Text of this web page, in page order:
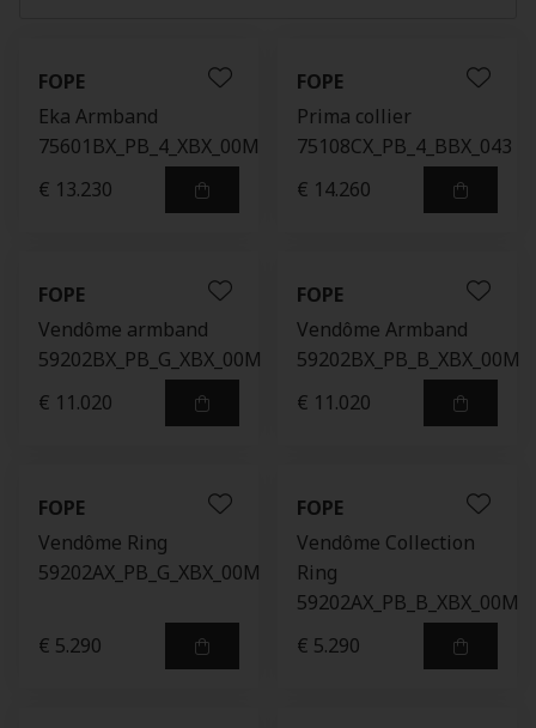
FOPE
Eka Armband
75601BX_PB_4_XBX_00M
€ 13.230
FOPE
Prima collier
75108CX_PB_4_BBX_043
€ 14.260
FOPE
Vendôme armband
59202BX_PB_G_XBX_00M
€ 11.020
FOPE
Vendôme Armband
59202BX_PB_B_XBX_00M
€ 11.020
FOPE
Vendôme Ring
59202AX_PB_G_XBX_00M
€ 5.290
FOPE
Vendôme Collection
Ring
59202AX_PB_B_XBX_00M
€ 5.290